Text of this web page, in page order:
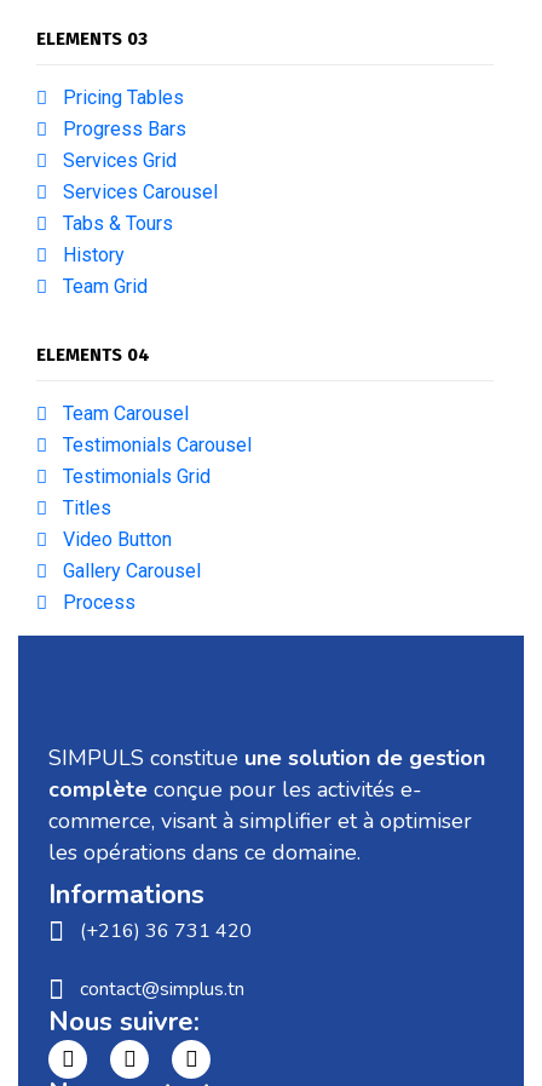
ELEMENTS 03
Pricing Tables
Progress Bars
Services Grid
Services Carousel
Tabs & Tours
History
Team Grid
ELEMENTS 04
Team Carousel
Testimonials Carousel
Testimonials Grid
Titles
Video Button
Gallery Carousel
Process
SIMPULS constitue une solution de gestion
complète conçue pour les activités e-
commerce, visant à simplifier et à optimiser
les opérations dans ce domaine.
Informations
(+216) 36 731 420
contact@simplus.tn
Nous suivre: